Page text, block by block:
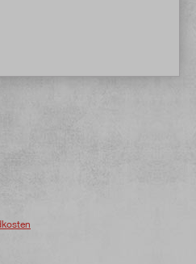
3.5 von 5 Sternen